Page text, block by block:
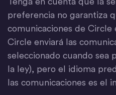
preferencia no garantiza
comunicaciones de Circle
Circle enviará las
seleccionado cuando sea
la ley), pero el idioma
las comunicaciones es el